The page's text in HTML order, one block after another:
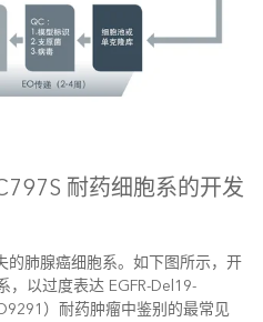
耐药细胞系的开发
的肺腺癌细胞系。如下图所示，开
，以过度表达 EGFR-Del19-
）耐药肿瘤中鉴别的最常见